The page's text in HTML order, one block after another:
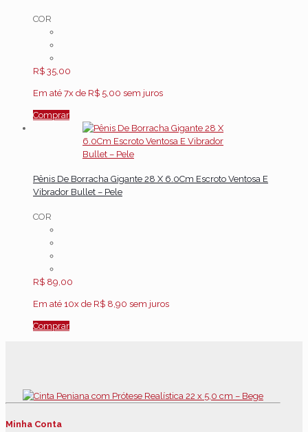
COR
R$ 35,00
Em até 7x de R$ 5,00 sem juros
Comprar
Pênis De Borracha Gigante 28 X 6.0Cm Escroto Ventosa E
Vibrador Bullet – Pele
COR
R$ 89,00
Em até 10x de R$ 8,90 sem juros
Comprar
Minha Conta